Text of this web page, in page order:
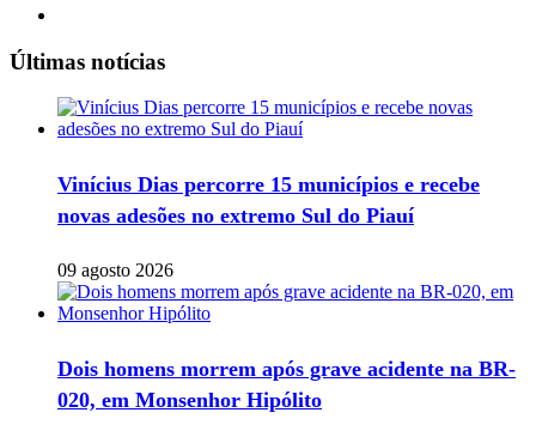
Últimas notícias
Vinícius Dias percorre 15 municípios e recebe
novas adesões no extremo Sul do Piauí
09 agosto 2026
Dois homens morrem após grave acidente na BR-
020, em Monsenhor Hipólito